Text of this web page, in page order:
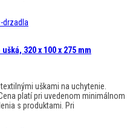
320 x 100 x 275 mm
uškami na uchytenie.
platí pri uvedenom minimálnom
s produktami. Pri